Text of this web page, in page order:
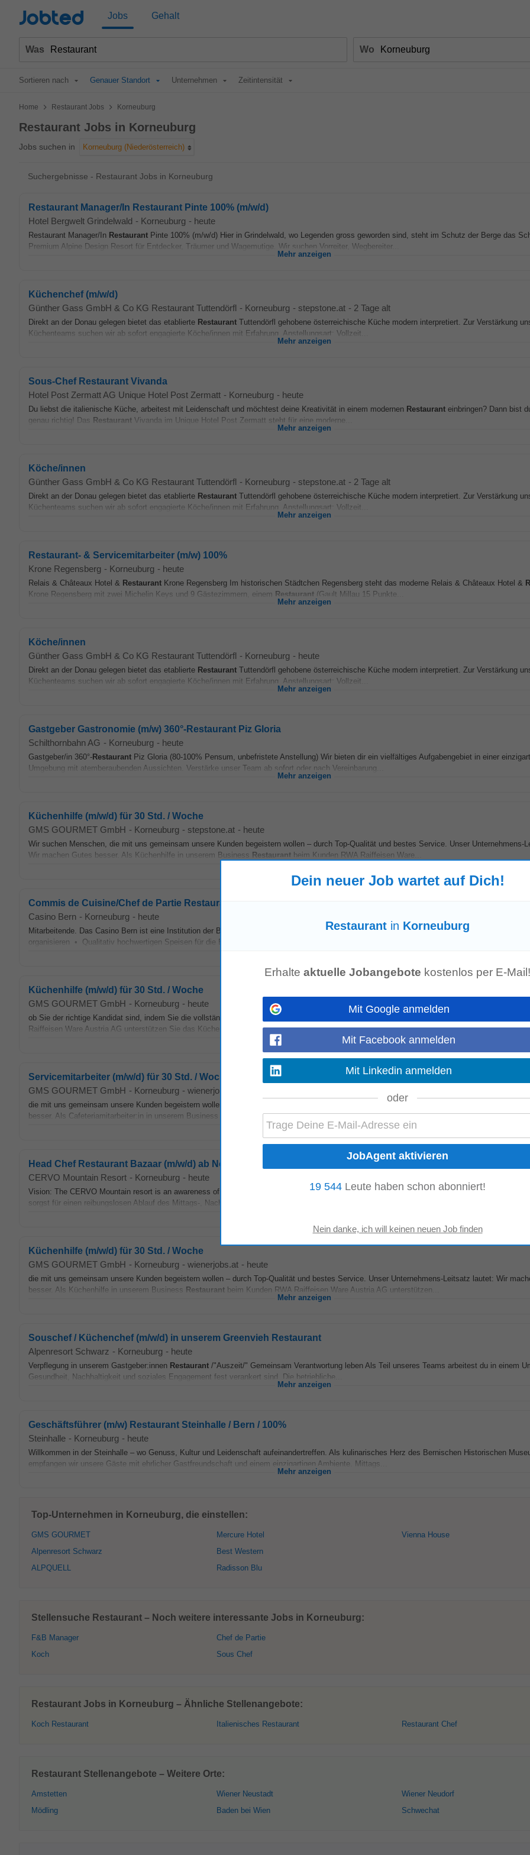
Jobted Jobs Gehalt
Was Wo
Sortieren nach Genauer Standort Unternehmen Zeitintensität
Home > Restaurant Jobs > Korneuburg
Restaurant Jobs in Korneuburg
Jobs suchen in Korneuburg (Niederösterreich)
Suchergebnisse - Restaurant Jobs in Korneuburg
Restaurant Manager/In Restaurant Pinte 100% (m/w/d)
Hotel Bergwelt Grindelwald - Korneuburg - heute
Restaurant Manager/In Restaurant Pinte 100% (m/w/d) Hier in Grindelwald, wo Legenden gross geworden sind, steht im Schutz der Berge das
Premium Alpine Design Resort für Entdecker, Träumer und Wagemutige. Wir suchen Vorreiter, Wegbereiter...
Mehr anzeigen
Küchenchef (m/w/d)
Günther Gass GmbH & Co KG Restaurant Tuttendörfl - Korneuburg - stepstone.at - 2 Tage alt
Direkt an der Donau gelegen bietet das etablierte Restaurant Tuttendörfl gehobene österreichische Küche modern interpretiert. Zur Verstärkung
Küchenteams suchen wir ab sofort engagierte Köche/innen mit Erfahrung. Anstellungsart: Vollzeit...
Mehr anzeigen
Sous-Chef Restaurant Vivanda
Hotel Post Zermatt AG Unique Hotel Post Zermatt - Korneuburg - heute
Du liebst die italienische Küche, arbeitest mit Leidenschaft und möchtest deine Kreativität in einem modernen Restaurant einbringen? Dann bist
genau richtig! Das Restaurant Vivanda im Unique Hotel Post Zermatt steht für eine moderne...
Mehr anzeigen
Köche/innen
Günther Gass GmbH & Co KG Restaurant Tuttendörfl - Korneuburg - stepstone.at - 2 Tage alt
Direkt an der Donau gelegen bietet das etablierte Restaurant Tuttendörfl gehobene österreichische Küche modern interpretiert. Zur Verstärkung
Küchenteams suchen wir ab sofort engagierte Köche/innen mit Erfahrung. Anstellungsart: Vollzeit...
Mehr anzeigen
Restaurant- & Servicemitarbeiter (m/w) 100%
Krone Regensberg - Korneuburg - heute
Relais & Châteaux Hotel & Restaurant Krone Regensberg Im historischen Städtchen Regensberg steht das moderne Relais & Châteaux Hotel &
Krone Regensberg mit zwei Michelin Keys und 9 Gästezimmern, einem Restaurant (Gault Millau 15 Punkte...
Mehr anzeigen
Köche/innen
Günther Gass GmbH & Co KG Restaurant Tuttendörfl - Korneuburg - heute
Direkt an der Donau gelegen bietet das etablierte Restaurant Tuttendörfl gehobene österreichische Küche modern interpretiert. Zur Verstärkung
Küchenteams suchen wir ab sofort engagierte Köche/innen mit Erfahrung. Anstellungsart: Vollzeit...
Mehr anzeigen
Gastgeber Gastronomie (m/w) 360°-Restaurant Piz Gloria
Schilthornbahn AG - Korneuburg - heute
Gastgeber/in 360°- Restaurant Piz Gloria (80-100% Pensum, unbefristete Anstellung) Wir bieten dir ein vielfältiges Aufgabengebiet in einer
Umgebung mit atemberaubenden Aussichten. Verstärke unser Team ab sofort oder nach Vereinbarung...
Mehr anzeigen
Küchenhilfe (m/w/d) für 30 Std. / Woche
GMS GOURMET GmbH - Korneuburg - stepstone.at - heute
Wir suchen Menschen, die mit uns gemeinsam unsere Kunden begeistern wollen – durch Top-Qualität und bestes Service. Unser Unternehmens-
Wir machen Gutes besser. Als Küchenhilfe in unserem Business Restaurant beim Kunden RWA Raiffeisen Ware...
Mehr anzeigen
Commis de Cuisine/Chef de Partie Restaurant (a)
Casino Bern - Korneuburg - heute
Mitarbeitende. Das Casino Bern ist eine Institution der Burgergemeinde Bern. Anstellungsart: Vollzeit • Verschiedenen Küchenposten
organisieren • Qualitativ hochwertigen Speisen für die Bereiche à la Carte oder
Küchenhilfe (m/w/d) für 30 Std. / Woche
GMS GOURMET GmbH - Korneuburg - heute
ob Sie der richtige Kandidat sind, indem Sie die vollständige Übersicht unten lesen. Als Küchenhilfe in unserem Business
Raiffeisen Ware Austria AG unterstützen Sie das Küchenteam bei der Vorbereitung von Speisen, beim Anrichten...
Mehr anzeigen
Servicemitarbeiter (m/w/d) für 30 Std. / Woche
GMS GOURMET GmbH - Korneuburg - wienerjobs.at
die mit uns gemeinsam unsere Kunden begeistern wollen – durch Top-Qualität und bestes Service. Unser Unternehmens-Leitsatz lautet: Wir
besser. Als Cafeteriamitarbeiter:in in unserem Business
beim Kunden RWA Raiffeisen Ware Austria AG...
Mehr anzeigen
Head Chef Restaurant Bazaar (m/w/d) ab November 2026
CERVO Mountain Resort - Korneuburg - heute
Vision: The CERVO Mountain resort is an awareness of life Anstellungsart: Vollzeit • … trägst die Gesamtverantwortung für dasRestaurant
sorgst für einen reibungslosen Ablauf des Mittags-, Nachmittags- und Abendservices...
Küchenhilfe (m/w/d) für 30 Std. / Woche
GMS GOURMET GmbH - Korneuburg - wienerjobs.at - heute
die mit uns gemeinsam unsere Kunden begeistern wollen – durch Top-Qualität und bestes Service. Unser Unternehmens-Leitsatz lautet: Wir
besser. Als Küchenhilfe in unserem Business Restaurant beim Kunden RWA Raiffeisen Ware Austria AG unterstützen...
Mehr anzeigen
Souschef / Küchenchef (m/w/d) in unserem Greenvieh Restaurant
Alpenresort Schwarz - Korneuburg - heute
Verpflegung in unserem Gastgeber:innen Restaurant /"Auszeit/" Gemeinsam Verantwortung leben Als Teil unseres Teams arbeitest du in einem
Gesundheit, Nachhaltigkeit und soziales Engagement fest verankert sind. Die betriebliche...
Mehr anzeigen
Geschäftsführer (m/w) Restaurant Steinhalle / Bern / 100%
Steinhalle - Korneuburg - heute
Willkommen in der Steinhalle – wo Genuss, Kultur und Leidenschaft aufeinandertreffen. Als kulinarisches Herz des Bernischen Historischen
empfangen wir unsere Gäste mit ehrlicher Gastfreundschaft und einem einzigartigen Ambiente. Mittags...
Mehr anzeigen
Top-Unternehmen in Korneuburg, die einstellen:
GMS GOURMET
Alpenresort Schwarz
ALPQUELL
Mercure Hotel
Best Western
Radisson Blu
Vienna House
Stellensuche Restaurant – Noch weitere interessante Jobs in Korneuburg:
F&B Manager
Koch
Chef de Partie
Sous Chef
Restaurant Jobs in Korneuburg – Ähnliche Stellenangebote:
Koch Restaurant Italienisches Restaurant Restaurant Chef
Restaurant Stellenangebote – Weitere Orte:
Amstetten
Mödling
Wiener Neustadt
Baden bei Wien
Wiener Neudorf
Schwechat
Dein neuer Job wartet auf Dich!
Restaurant in Korneuburg
Erhalte aktuelle Jobangebote kostenlos per E-Mail!
Mit Google anmelden
Mit Facebook anmelden
Mit Linkedin anmelden
oder
19 544 Leute haben schon abonniert!